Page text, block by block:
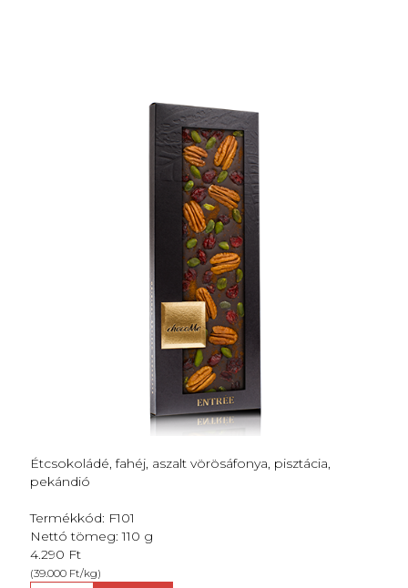
Étcsokoládé, fahéj, aszalt vörösáfonya, pisztácia,
pekándió
Termékkód: F101
Nettó tömeg: 110 g
4.290 Ft
(39.000 Ft/kg)